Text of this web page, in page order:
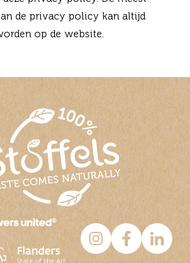
de privacy policy kan altijd
op de website.